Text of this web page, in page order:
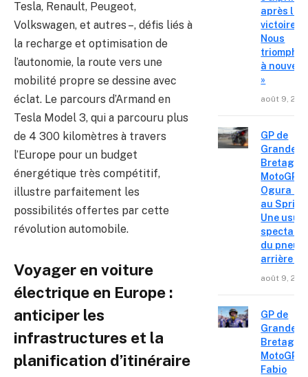
Tesla, Renault, Peugeot,
Volkswagen, et autres –, défis liés à
la recharge et optimisation de
l’autonomie, la route vers une
mobilité propre se dessine avec
éclat. Le parcours d’Armand en
Tesla Model 3, qui a parcouru plus
de 4 300 kilomètres à travers
l’Europe pour un budget
énergétique très compétitif,
illustre parfaitement les
possibilités offertes par cette
révolution automobile.
Voyager en voiture
électrique en Europe :
anticiper les
infrastructures et la
planification d’itinéraire
après la
victoire «
Nous
à
»
août 9,
GP de
Grande-
Bretagne
MotoGP –
Ogura
au Sprint
Une
du pneu
arrière »
août 9,
GP de
Grande-
Bretagne
MotoGP :
Fabio